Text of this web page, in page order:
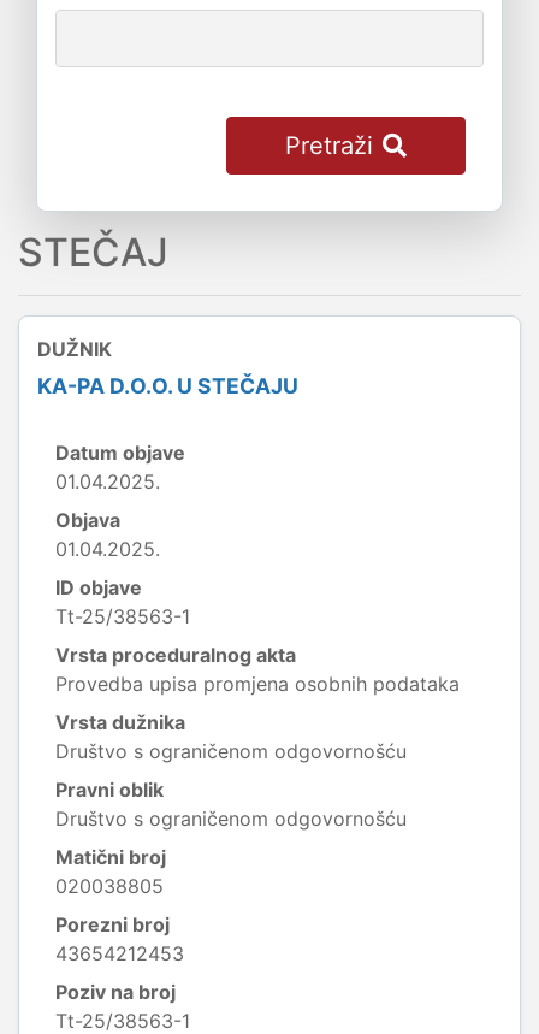
Pretraži
STEČAJ
DUŽNIK
KA-PA D.O.O. U STEČAJU
Datum objave
01.04.2025.
Objava
01.04.2025.
ID objave
Tt-25/38563-1
Vrsta proceduralnog akta
Provedba upisa promjena osobnih podataka
Vrsta dužnika
Društvo s ograničenom odgovornošću
Pravni oblik
Društvo s ograničenom odgovornošću
Matični broj
020038805
Porezni broj
43654212453
Poziv na broj
Tt-25/38563-1